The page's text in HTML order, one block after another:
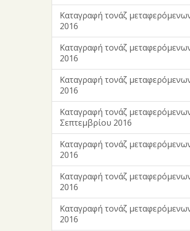
Kαταγραφή τονάζ
2016
Kαταγραφή τονάζ
2016
Kαταγραφή τονάζ
2016
Kαταγραφή τονάζ
Σεπτεμβρίου 2016
Kαταγραφή τονάζ
2016
Kαταγραφή τονάζ
2016
Kαταγραφή τονάζ
2016